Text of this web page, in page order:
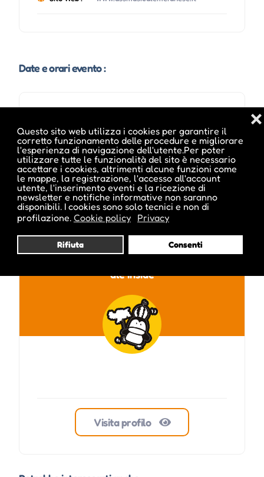
Questo sito web utilizza i cookies per garantire il
corretto funzionamento delle procedure e migliorare
l'esperienza di navigazione dell'utente.Per poter
utilizzare tutte le funzionalità del sito è necessario
accettare i cookies, altrimenti alcune funzioni come
le mappe, la registrazione, l'accesso all'account
utente, l'inserimento eventi e la ricezione di
newsletter e notifiche informative non saranno
disponibili. I cookies sono solo tecnici e non di
profilazione. Cookie policy Privacy
Rifiuta Consenti
❌
Date e orari evento :
Pubblicato da :
ale inside
Visita profilo